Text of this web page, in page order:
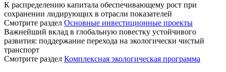
К распределению капитала обеспечивающему рост при
сохранении лидирующих в отрасли показателей
Смотрите раздел Основные инвестиционные проекты
Важнейший вклад в глобальную повестку устойчивого
развития: поддержание перехода на экологически чистый
транспорт
Смотрите раздел Комплексная экологическая программа